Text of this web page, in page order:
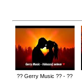
?? Gerry Music ?? - ??